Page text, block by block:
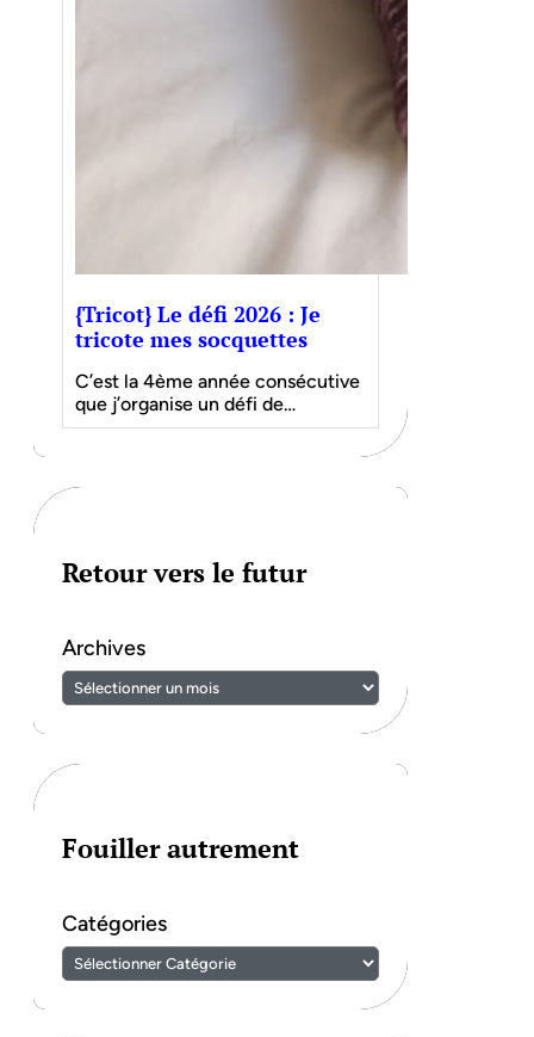
{Tricot} Le défi 2026 : Je
tricote mes socquettes
C’est la 4ème année consécutive
que j’organise un défi de…
Retour vers le futur
Archives
Fouiller autrement
Catégories